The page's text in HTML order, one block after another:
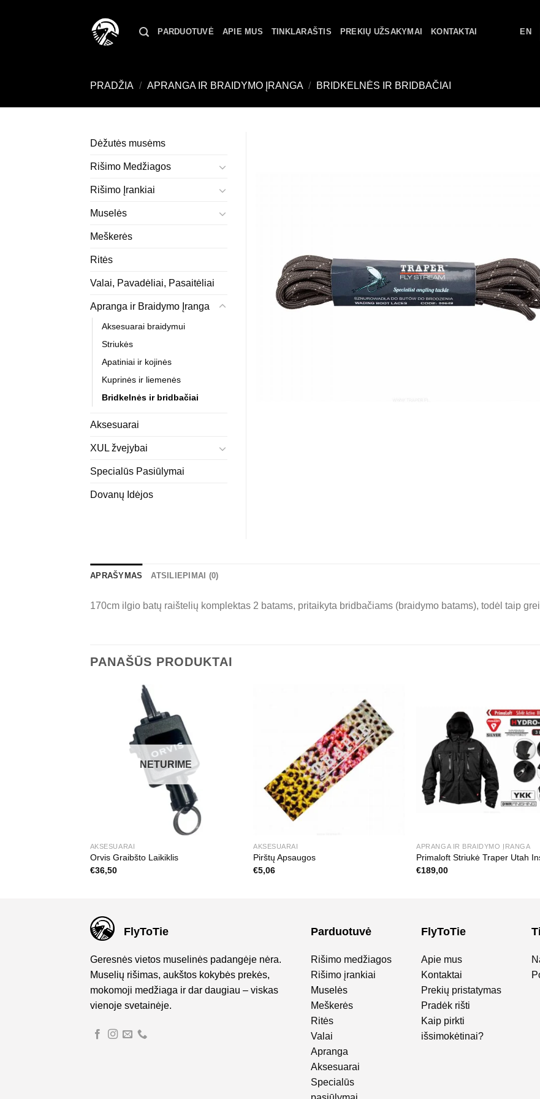
PARDUOTUVĖ APIE MUS TINKLARAŠTIS PREKIŲ UŽSAKYMAI KONTAKTAI EN
PRADŽIA / APRANGA IR BRAIDYMO ĮRANGA / BRIDKELNĖS IR BRIDBAČIAI
Dėžutės musėms
Rišimo Medžiagos
Rišimo Įrankiai
Muselės
Meškerės
Ritės
Valai, Pavadėliai, Pasaitėliai
Apranga ir Braidymo Įranga
Aksesuarai braidymui
Striukės
Apatiniai ir kojinės
Kuprinės ir liemenės
Bridkelnės ir bridbačiai
Aksesuarai
XUL žvejybai
Specialūs Pasiūlymai
Dovanų Idėjos
APRAŠYMAS ATSILIEPIMAI (0)
170cm ilgio batų raištelių komplektas 2 batams, pritaikyta bridbačiams (braidymo batams), todėl taip
PANAŠŪS PRODUKTAI
NETURIME
AKSESUARAI
Orvis Graibšto Laikiklis
€36,50
AKSESUARAI
Pirštų Apsaugos
€5,06
APRANGA IR BRAIDYMO ĮRANGA
Primaloft Striukė Traper Utah
€189,00
FlyToTie
Geresnės vietos muselinės padangėje nėra.
Muselių rišimas, aukštos kokybės prekės,
mokomoji medžiaga ir dar daugiau – viskas
vienoje svetainėje.
Parduotuvė
Rišimo medžiagos
Rišimo įrankiai
Muselės
Meškerės
Ritės
Valai
Apranga
Aksesuarai
Specialūs
FlyToTie
Apie mus
Kontaktai
Prekių pristatymas
Pradėk rišti
Kaip pirkti
išsimokėtinai?